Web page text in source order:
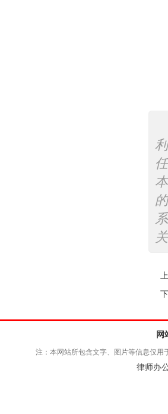
网
注：本网站所包含文字、图片等信息仅
律师办